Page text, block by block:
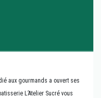
aux gourmands a ouvert ses
L’Atelier Sucré vous